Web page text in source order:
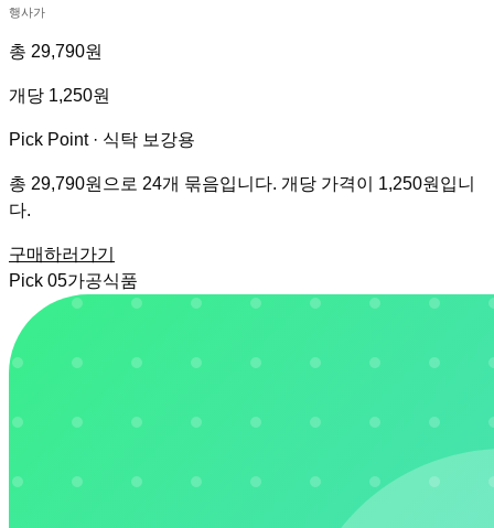
행사가
총 29,790원
개당 1,250원
Pick Point · 식탁 보강용
총 29,790원으로 24개 묶음입니다. 개당 가격이 1,250원입니
다.
구매하러가기
Pick 05가공식품